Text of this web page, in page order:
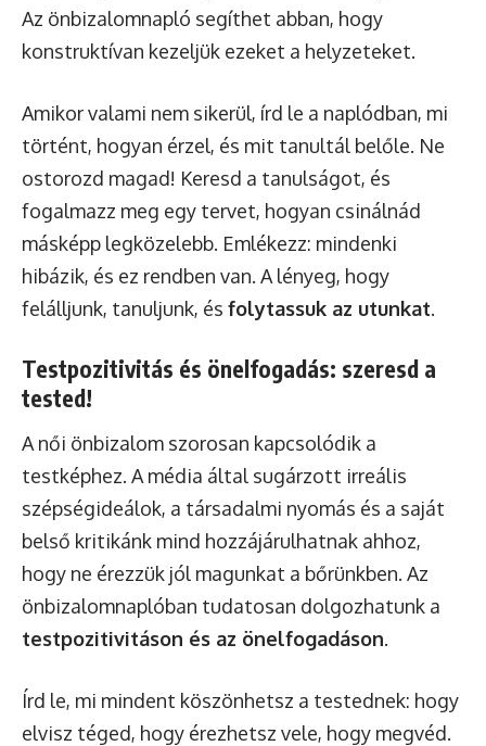
Az önbizalomnapló segíthet abban, hogy
konstruktívan kezeljük ezeket a helyzeteket.
Amikor valami nem sikerül, írd le a naplódban, mi
történt, hogyan érzel, és mit tanultál belőle. Ne
ostorozd magad! Keresd a tanulságot, és
fogalmazz meg egy tervet, hogyan csinálnád
másképp legközelebb. Emlékezz: mindenki
hibázik, és ez rendben van. A lényeg, hogy
felálljunk, tanuljunk, és folytassuk az utunkat.
Testpozitivitás és önelfogadás: szeresd a
tested!
A női önbizalom szorosan kapcsolódik a
testképhez. A média által sugárzott irreális
szépségideálok, a társadalmi nyomás és a saját
belső kritikánk mind hozzájárulhatnak ahhoz,
hogy ne érezzük jól magunkat a bőrünkben. Az
önbizalomnaplóban tudatosan dolgozhatunk a
testpozitivitáson és az önelfogadáson.
Írd le, mi mindent köszönhetsz a testednek: hogy
elvisz téged, hogy érezhetsz vele, hogy megvéd.